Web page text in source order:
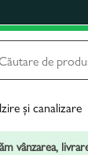
și canalizare
vânzarea,